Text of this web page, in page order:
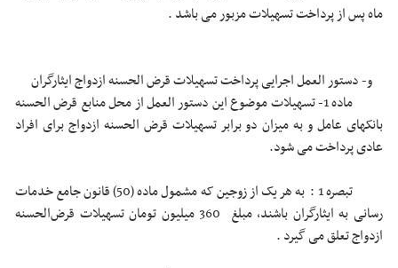
ماه پس از پرداخت تسهیلات مزبور می باشد .
و- دستور العمل اجرایی پرداخت تسهیلات قرض الحسنه ازدواج ایثارگران
ماده 1- تسهیلات موضوع این دستور العمل از محل منابع قرض الحسنه
بانکهای عامل و به میزان دو برابر تسهیلات قرض الحسنه ازدواج برای افراد
عادی پرداخت می شود.
تبصره 1 : به هر یک از زوجین که مشمول ماده (50) قانون جامع خدمات
رسانی به ایثارگران باشند، مبلغ 360 میلیون تومان تسهیلات قرض‌الحسنه
ازدواج تعلق می گیرد .